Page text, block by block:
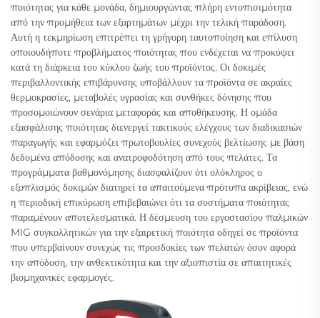
ποιότητας για κάθε μονάδα, δημιουργώντας πλήρη εντοπισιμότητα
από την προμήθεια των εξαρτημάτων μέχρι την τελική παράδοση.
Αυτή η τεκμηρίωση επιτρέπει τη γρήγορη ταυτοποίηση και επίλυση
οποιουδήποτε προβλήματος ποιότητας που ενδέχεται να προκύψει
κατά τη διάρκεια του κύκλου ζωής του προϊόντος. Οι δοκιμές
περιβαλλοντικής επιβάρυνσης υποβάλλουν τα προϊόντα σε ακραίες
θερμοκρασίες, μεταβολές υγρασίας και συνθήκες δόνησης που
προσομοιώνουν σενάρια μεταφοράς και αποθήκευσης. Η ομάδα
εξασφάλισης ποιότητας διενεργεί τακτικούς ελέγχους των διαδικασιών
παραγωγής και εφαρμόζει πρωτοβουλίες συνεχούς βελτίωσης με βάση
δεδομένα απόδοσης και ανατροφοδότηση από τους πελάτες. Τα
προγράμματα βαθμονόμησης διασφαλίζουν ότι ολόκληρος ο
εξοπλισμός δοκιμών διατηρεί τα απαιτούμενα πρότυπα ακρίβειας, ενώ
η περιοδική επικύρωση επιβεβαιώνει ότι τα συστήματα ποιότητας
παραμένουν αποτελεσματικά. Η δέσμευση του εργοστασίου παλμικών
MIG συγκολλητικών για την εξαιρετική ποιότητα οδηγεί σε προϊόντα
που υπερβαίνουν συνεχώς τις προσδοκίες των πελατών όσον αφορά
την απόδοση, την ανθεκτικότητα και την αξιοπιστία σε απαιτητικές
βιομηχανικές εφαρμογές.